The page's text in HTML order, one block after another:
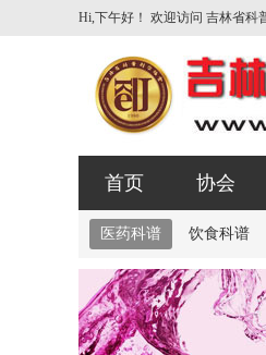
Hi,下午好！ 欢迎访问 吉林省科
首页 协会
医药科谱 饮食科谱